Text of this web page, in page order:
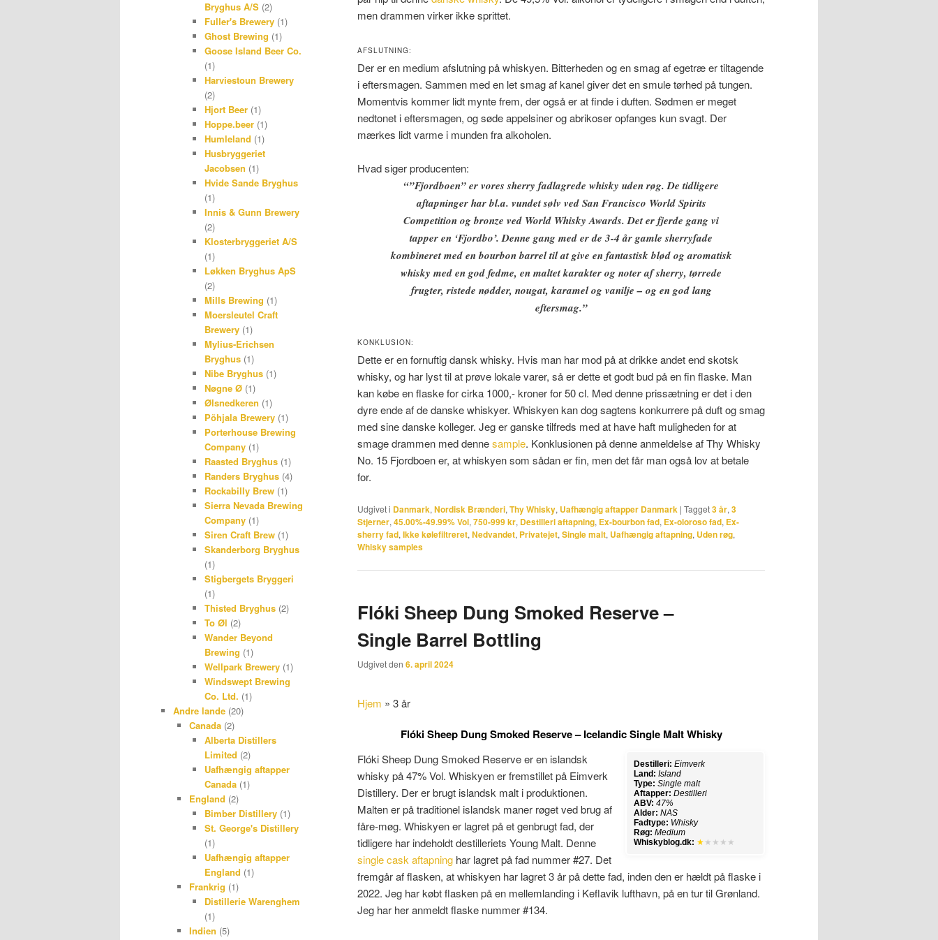
men drammen virker ikke sprittet.
AFSLUTNING:
Der er en medium afslutning på whiskyen. Bitterheden og en smag af egetræ er tiltagende
i eftersmagen. Sammen med en let smag af kanel giver det en smule tørhed på tungen.
Momentvis kommer lidt mynte frem, der også er at finde i duften. Sødmen er meget
nedtonet i eftersmagen, og søde appelsiner og abrikoser opfanges kun svagt. Der
mærkes lidt varme i munden fra alkoholen.
Hvad siger producenten:
“”Fjordboen” er vores sherry fadlagrede whisky uden røg. De tidligere
aftapninger har bl.a. vundet sølv ved San Francisco World Spirits
Competition og bronze ved World Whisky Awards. Det er fjerde gang vi
tapper en ‘Fjordbo’. Denne gang med er de 3-4 år gamle sherryfade
kombineret med en bourbon barrel til at give en fantastisk blød og aromatisk
whisky med en god fedme, en maltet karakter og noter af sherry, tørrede
frugter, ristede nødder, nougat, karamel og vanilje – og en god lang
eftersmag.”
KONKLUSION:
Dette er en fornuftig dansk whisky. Hvis man har mod på at drikke andet end skotsk
whisky, og har lyst til at prøve lokale varer, så er dette et godt bud på en fin flaske. Man
kan købe en flaske for cirka 1000,- kroner for 50 cl. Med denne prissætning er det i den
dyre ende af de danske whiskyer. Whiskyen kan dog sagtens konkurrere på duft og smag
med sine danske kolleger. Jeg er ganske tilfreds med at have haft muligheden for at
smage drammen med dennesample. Konklusionen på denne anmeldelse af Thy Whisky
No. 15 Fjordboen er, at whiskyen som sådan er fin, men det får man også lov at betale
for.
Udgivet i Danmark, Nordisk Brænderi, Thy Whisky, Uafhængig aftapper Danmark | Tagget3 år, 3
Stjerner, 45.00%-49.99% Vol, 750-999 kr, Destilleri aftapning, Ex-bourbon fad, Ex-oloroso fad, Ex-
sherry fad, Ikke kølefiltreret, Nedvandet, Privatejet, Single malt, Uafhængig aftapning, Uden røg,
Whisky samples
Flóki Sheep Dung Smoked Reserve –
Single Barrel Bottling
Udgivet den 6. april 2024
Hjem » 3 år
Flóki Sheep Dung Smoked Reserve – Icelandic Single Malt Whisky
Destilleri: Eimverk
Land: Island
Type: Single malt
Aftapper: Destilleri
ABV: 47%
Alder: NAS
Fadtype: Whisky
Røg: Medium
Whiskyblog.dk: ★ ★★★★
Flóki Sheep Dung Smoked Reserve er en islandsk
whisky på 47% Vol. Whiskyen er fremstillet på Eimverk
Distillery. Der er brugt islandsk malt i produktionen.
Malten er på traditionel islandsk maner røget ved brug af
fåre-møg. Whiskyen er lagret på et genbrugt fad, der
tidligere har indeholdt destilleriets Young Malt. Denne
single cask aftapning har lagret på fad nummer #27. Det
fremgår af flasken, at whiskyen har lagret 3 år på dette fad, inden den er hældt på flaske i
2022. Jeg har købt flasken på en mellemlanding i Keflavik lufthavn, på en tur til Grønland.
Jeg har her anmeldt flaske nummer #134.
Bryghus A/S (2)
Fuller's Brewery (1)
Ghost Brewing (1)
Goose Island Beer Co.
(1)
Harviestoun Brewery
(2)
Hjort Beer (1)
Hoppe.beer (1)
Humleland (1)
Husbryggeriet
Jacobsen (1)
Hvide Sande Bryghus
(1)
Innis & Gunn Brewery
(2)
Klosterbryggeriet A/S
(1)
Løkken Bryghus ApS
(2)
Mills Brewing (1)
Moersleutel Craft
Brewery (1)
Mylius-Erichsen
Bryghus (1)
Nibe Bryghus (1)
Nøgne Ø (1)
Ølsnedkeren (1)
Põhjala Brewery (1)
Porterhouse Brewing
Company (1)
Raasted Bryghus (1)
Randers Bryghus (4)
Rockabilly Brew (1)
Sierra Nevada Brewing
Company (1)
Siren Craft Brew (1)
Skanderborg Bryghus
(1)
Stigbergets Bryggeri
(1)
Thisted Bryghus (2)
To Øl (2)
Wander Beyond
Brewing (1)
Wellpark Brewery (1)
Windswept Brewing
Co. Ltd. (1)
Andre lande (20)
Canada(2)
Alberta Distillers
Limited (2)
Uafhængig aftapper
Canada (1)
England (2)
Bimber Distillery (1)
St. George's Distillery
(1)
Uafhængig aftapper
England (1)
Frankrig (1)
Distillerie Warenghem
(1)
Indien (5)